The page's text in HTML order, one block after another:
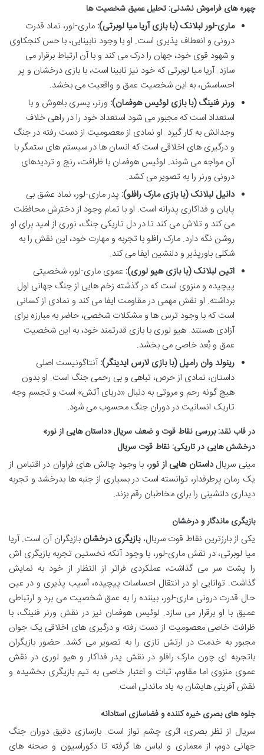
چهره های فراموش نشدنی: تحلیل عمیق شخصیت ها
ماری-لور لبلانک (با بازی آریا میا لوبرتی): ماری-لور، نماد قدرت
درونی و انعطاف پذیری است. او با وجود نابینایی، با حس کنجکاوی
و شهود قوی خود، جهان را درک می کند و با آن ارتباط برقرار می
سازد. آریا میا لوبرتی که خود نیز نابینا است، با بازی درخشان و پر
احساسش، به این شخصیت عمق و واقعیت می بخشد.
ورنر فنینگ (با بازی لوئیس هوفمان): ورنر، پسری باهوش و با
استعداد است که مجبور می شود استعداد خود را در راهی خلاف
وجدانش به کار گیرد. او نمادی از معصومیت از دست رفته در جنگ
و درگیری های اخلاقی است که انسان ها در سیستم های ستمگر با
آن مواجه می شوند. لوئیس هوفمان با ظرافت، رنج و تردیدهای
درونی ورنر را به تصویر می کشد.
دانیل لبلانک (با بازی مارک رافلو): پدر ماری-لور، نماد عشق بی
پایان و فداکاری پدرانه است. او با تمام وجود از دخترش محافظت
می کند و تلاش می کند تا در دل تاریکی جنگ، نوری از امید برای او
روشن نگه دارد. مارک رافلو با تجربه و مهارت خود، این نقش را به
شکلی باورپذیر و دلنشین ایفا می کند.
اتین لبلانک (با بازی هیو لوری): عموی ماری-لور، شخصیتی
پیچیده و منزوی است که در گذشته زخم هایی از جنگ جهانی اول
برداشته. او نقش مهمی در مقاومت ایفا می کند و نمادی از کسانی
است که با وجود ترس ها و مشکلات شخصی، حاضر به مبارزه برای
آزادی هستند. هیو لوری با بازی قدرتمند خود، به این شخصیت
عمق و بُعد خاصی می بخشد.
رینولد وان رامپل (با بازی لارس ایدینگر):آنتاگونیست اصلی
داستان، نمادی از حرص، تباهی و بی رحمی جنگ است. او بدون
هیچ گونه رحم و مروتی به دنبال «دریای آتش» است و تجسم وجه
تاریک انسانیت در دوران جنگ محسوب می شود.
در قاب نقد: بررسی نقاط قوت و ضعف سریال «داستان هایی از نور»
درخشش هایی در تاریکی: نقاط قوت سریال
مینی سریالداستان هایی از نور، با وجود چالش های فراوان در اقتباس از
یک رمان پرطرفدار، توانسته است در بسیاری از جنبه ها بدرخشد و تجربه
دیداری دلنشینی را برای مخاطبان رقم بزند.
بازیگری ماندگار و درخشان
یکی از بارزترین نقاط قوت سریال،بازیگری درخشان بازیگران آن است. آریا
میا لوبرتی، در نقش ماری-لور، با وجود آنکه نخستین تجربه بازیگری اش
را پشت سر می گذاشت، عملکردی فراتر از انتظار از خود به نمایش
گذاشت. توانایی او در انتقال احساسات پیچیده، آسیب پذیری و در عین
حال قدرت درونی ماری-لور، بیننده را به عمق شخصیت می برد و ارتباطی
عمیق با او برقرار می سازد. لوئیس هوفمان نیز در نقش ورنر فنینگ، با
ظرافت خاصی معصومیت از دست رفته و درگیری های اخلاقی یک جوان
مجبور به خدمت در ارتش نازی را به تصویر می کشد. حضور بازیگران
باتجربه ای چون مارک رافلو در نقش پدر فداکار و هیو لوری در نقش
عموی منزوی اما مقاوم، ثبات و اعتبار خاصی به تیم بازیگری بخشیده و
نقش آفرینی هایشان به یاد ماندنی است.
جلوه های بصری خیره کننده و فضاسازی استادانه
سریال از نظر بصری، اثری چشم نواز است. بازسازی دقیق دوران جنگ
جهانی دوم، از معماری و لباس ها گرفته تا دکوراسیون و صحنه های